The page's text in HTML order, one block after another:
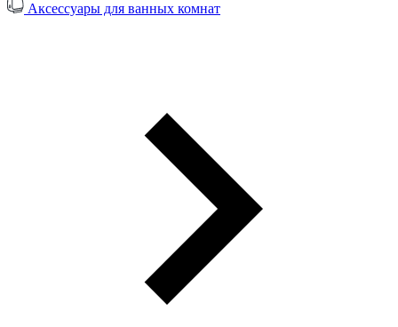
Аксессуары для ванных комнат